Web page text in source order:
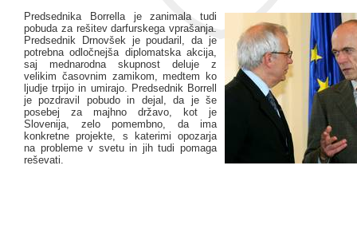
Predsednika Borrella je zanimala tudi
pobuda za rešitev darfurskega vprašanja.
Predsednik Drnovšek je poudaril, da je
potrebna odločnejša diplomatska akcija,
saj mednarodna skupnost deluje z
velikim časovnim zamikom, medtem ko
ljudje trpijo in umirajo. Predsednik Borrell
je pozdravil pobudo in dejal, da je še
posebej za majhno državo, kot je
Slovenija, zelo pomembno, da ima
konkretne projekte, s katerimi opozarja
na probleme v svetu in jih tudi pomaga
reševati.